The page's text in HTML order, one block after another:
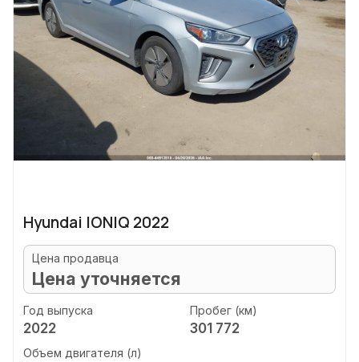
Hyundai IONIQ 2022
Цена продавца
Цена уточняется
Год выпуска
2022
Пробег (км)
301 772
Объем двигателя (л)